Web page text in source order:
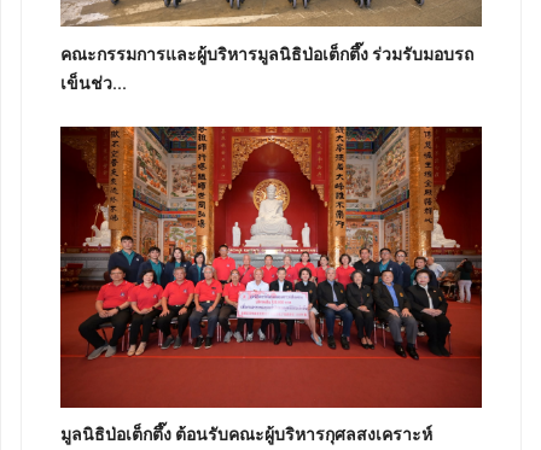
คณะกรรมการและผู้บริหารมูลนิธิป่อเต็กตึ๊ง ร่วมรับมอบรถ
เข็นช่ว...
มูลนิธิป่อเต็กตึ๊ง ต้อนรับคณะผู้บริหารกุศลสงเคราะห์